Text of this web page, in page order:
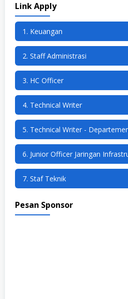
Link Apply
1. Keuangan
2. Staff Administrasi
3. HC Officer
4. Technical Writer
5. Technical Writer -
6. Junior Officer Jaringan
7. Staf Teknik
Pesan Sponsor